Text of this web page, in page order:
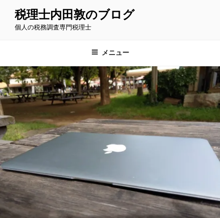
ス
キ
ッ
プ
税理士内田敦のブログ
個人の税務調査専門税理士
メニュー